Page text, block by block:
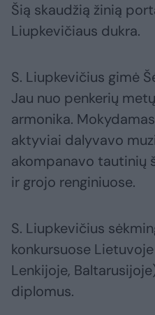
Šią skaudžią žinią
Liupkevičiaus dukra.
S. Liupkevičius gimė
Jau nuo penkerių
armonika.
aktyviai dalyvavo
akompanavo tautinių
ir grojo renginiuose.
S. Liupkevičius
konkursuose
Lenkijoje,
diplomus.